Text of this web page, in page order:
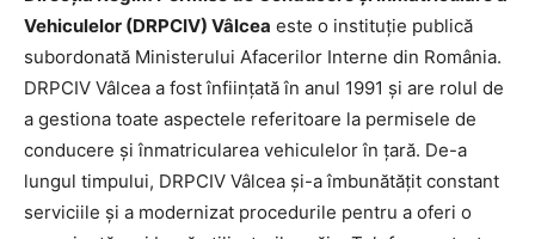
Vehiculelor (DRPCIV) Vâlcea este o instituție publică
subordonată Ministerului Afacerilor Interne din România.
DRPCIV Vâlcea a fost înființată în anul 1991 și are rolul de
a gestiona toate aspectele referitoare la permisele de
conducere și înmatricularea vehiculelor în țară. De-a
lungul timpului, DRPCIV Vâlcea și-a îmbunătățit constant
serviciile și a modernizat procedurile pentru a oferi o